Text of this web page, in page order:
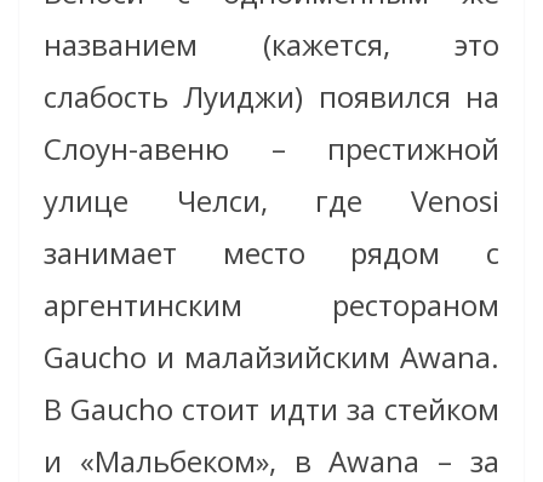
названием (кажется, это
слабость Луиджи) появился на
Слоун-авеню – престижной
улице Челси, где Venosi
занимает место рядом с
аргентинским рестораном
Gaucho и малайзийским Awana.
В Gaucho стоит идти за стейком
и «Мальбеком», в Awana – за